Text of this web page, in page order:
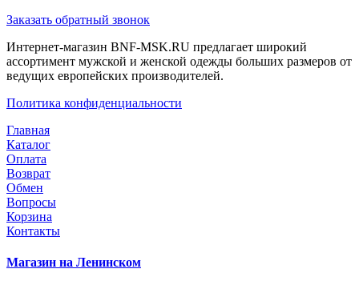
Заказать обратный звонок
Интернет-магазин BNF-MSK.RU предлагает широкий
ассортимент мужской и женской одежды больших размеров от
ведущих европейских производителей.
Политика конфиденциальности
Главная
Каталог
Оплата
Возврат
Обмен
Вопросы
Корзина
Контакты
Магазин на Ленинском